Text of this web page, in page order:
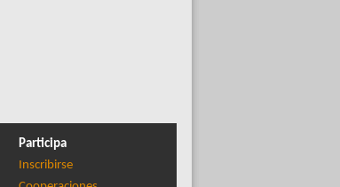
Participa
Inscribirse